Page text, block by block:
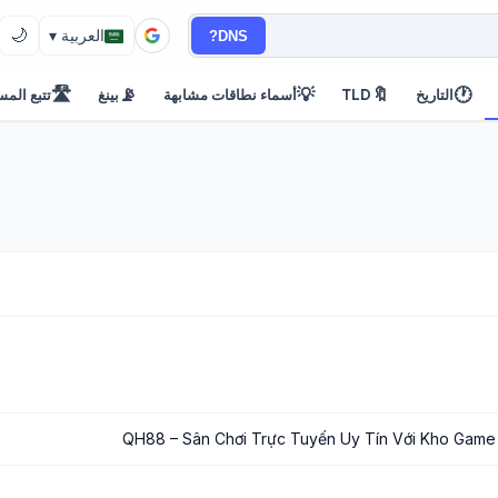
DNS? العربية ▾ 🌙
🕐التاريخ 🔖
TLD
💡أسماء نطاقات مشابهة 📡 بينغ 🛣️تتبع
QH88 – Sân Chơi Trực Tuyến Uy Tín Với Kho